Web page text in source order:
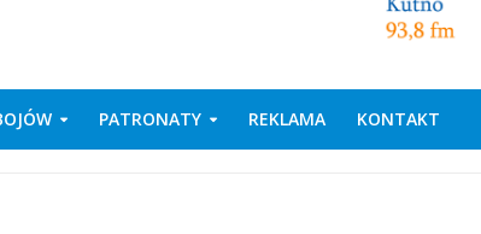
PATRONATY REKLAMA KONTAKT